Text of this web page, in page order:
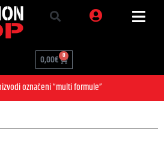
0,00€ 0
označeni “multi formule”